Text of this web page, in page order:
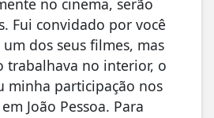
no cinema, serão
Fui convidado por você
dos seus filmes, mas
trabalhava no interior, o
minha participação nos
João Pessoa. Para